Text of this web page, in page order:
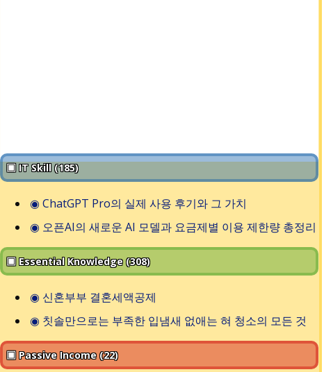
▣ IT Skill (185)
◉ ChatGPT Pro의 실제 사용 후기와 그 가치
◉ 오픈AI의 새로운 AI 모델과 요금제별 이용 제한량 총정리
▣ Essential Knowledge (308)
◉ 신혼부부 결혼세액공제
◉ 칫솔만으로는 부족한 입냄새 없애는 혀 청소의 모든 것
▣ Passive Income (22)